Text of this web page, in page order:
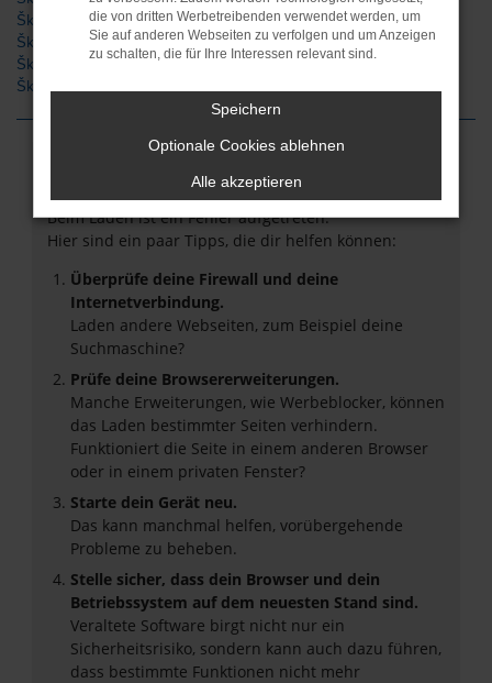
Škoda Kodiaq Gebrauchtwagen Halberstadt
Škoda Octavia Gebrauchtwagen Halberstadt
Škoda Kamiq Gebrauchtwagen Halberstadt
Škoda Scala Gebrauchtwagen Halberstadt
Fehler: Network Error
Beim Laden ist ein Fehler aufgetreten.
Hier sind ein paar Tipps, die dir helfen können:
Überprüfe deine Firewall und deine
Internetverbindung.
Laden andere Webseiten, zum Beispiel deine
Suchmaschine?
Prüfe deine Browsererweiterungen.
Manche Erweiterungen, wie Werbeblocker, können
das Laden bestimmter Seiten verhindern.
Funktioniert die Seite in einem anderen Browser
oder in einem privaten Fenster?
Starte dein Gerät neu.
Das kann manchmal helfen, vorübergehende
Probleme zu beheben.
Stelle sicher, dass dein Browser und dein
Betriebssystem auf dem neuesten Stand sind.
Veraltete Software birgt nicht nur ein
Sicherheitsrisiko, sondern kann auch dazu führen,
dass bestimmte Funktionen nicht mehr
die von dritten Werbetreibenden verwendet werden, um
Sie auf anderen Webseiten zu verfolgen und um Anzeigen
zu schalten, die für Ihre Interessen relevant sind.
Speichern
Optionale Cookies ablehnen
Alle akzeptieren